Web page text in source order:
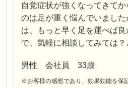
自覚症状が強くなってきて
のは足が重く悩んでいまし
は、もっと早く足を運べば
で、気軽に相談してみては？
男性 会社員 33歳
※お客様の感想であり、効果効能を保